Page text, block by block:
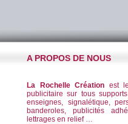
A PROPOS DE NOUS
La Rochelle Création est
publicitaire sur tous
enseignes, signalétique,
banderoles, publicités
lettrages en relief …